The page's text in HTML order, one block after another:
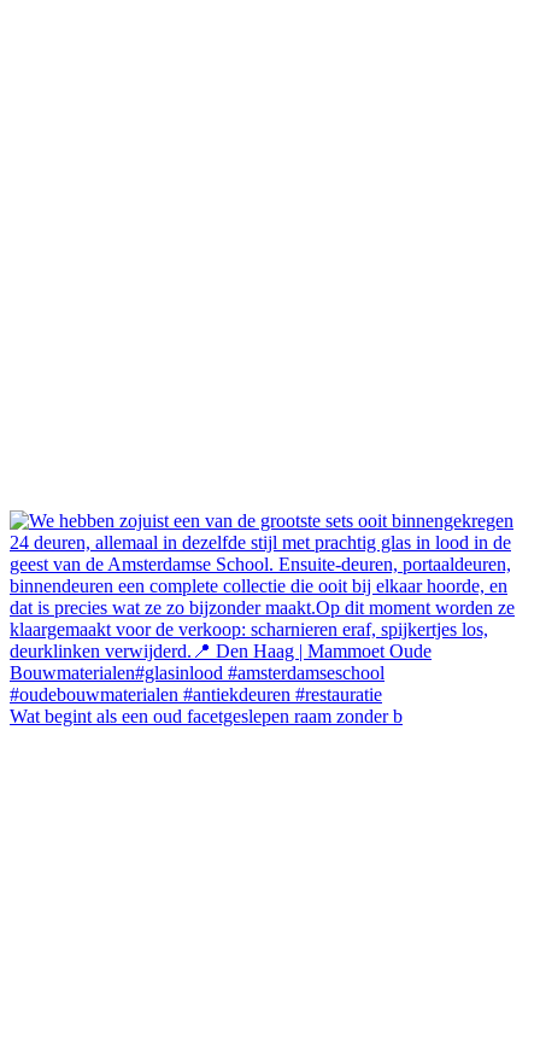
Wat begint als een oud facetgeslepen raam zonder b